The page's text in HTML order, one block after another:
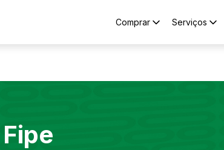
Comprar Serviços